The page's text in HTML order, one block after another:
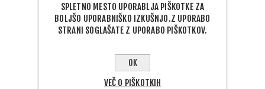
PODELI:
SPLETNO MESTO UPORABLJA PIŠKOTKE ZA
BOLJŠO UPORABNIŠKO IZKUŠNJO.Z UPORABO
STRANI SOGLAŠATE Z UPORABO PIŠKOTKOV.
OK
VEČ O PIŠKOTKIH